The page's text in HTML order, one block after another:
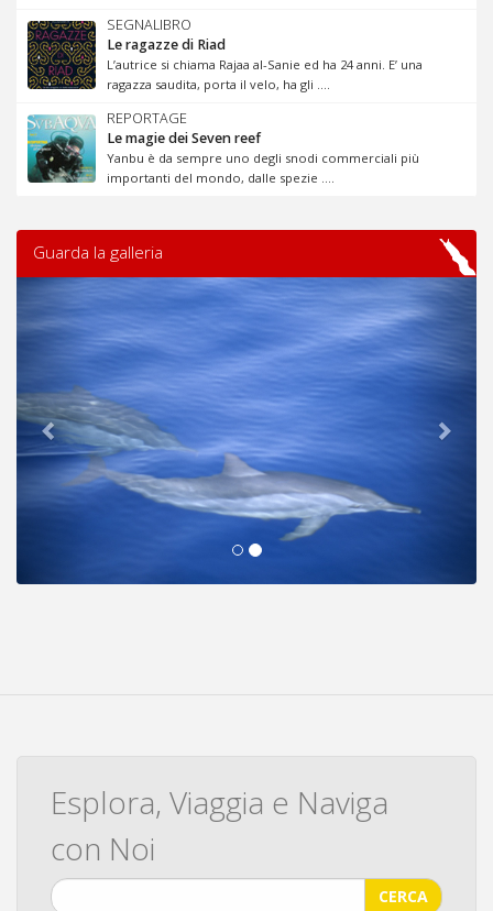
SEGNALIBRO
Le ragazze di Riad
L’autrice si chiama Rajaa al-Sanie ed ha 24 anni. E’ una
ragazza saudita, porta il velo, ha gli ....
REPORTAGE
Le magie dei Seven reef
Yanbu è da sempre uno degli snodi commerciali più
importanti del mondo, dalle spezie ....
Guarda la galleria
Next
Esplora, Viaggia e Naviga
con Noi
CERCA